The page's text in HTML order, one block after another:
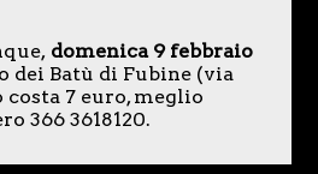
domenica 9 febbraio
dei Batù di Fubine (via
costa 7 euro, meglio
366 3618120.